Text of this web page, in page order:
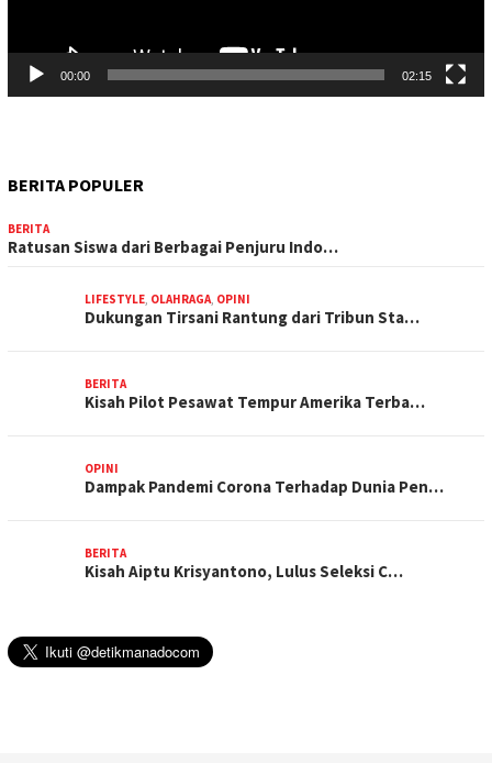
00:00 02:15
BERITA POPULER
BERITA
Ratusan Siswa dari Berbagai Penjuru Indo…
LIFESTYLE, OLAHRAGA, OPINI
Dukungan Tirsani Rantung dari Tribun Sta…
BERITA
Kisah Pilot Pesawat Tempur Amerika Terba…
OPINI
Dampak Pandemi Corona Terhadap Dunia Pen…
BERITA
Kisah Aiptu Krisyantono, Lulus Seleksi C…